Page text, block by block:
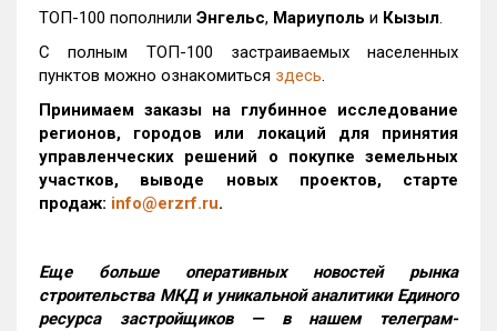
ТОП-100 пополнили Энгельс, Мариуполь и Кызыл.
С полным ТОП-100 застраиваемых населенных
пунктов можно ознакомиться здесь.
Принимаем заказы на глубинное исследование
регионов, городов или локаций для принятия
управленческих решений о покупке земельных
участков, выводе новых проектов, старте
продаж: info@erzrf.ru.
Еще больше оперативных новостей рынка
строительства МКД и уникальной аналитики Единого
ресурса застройщиков — в нашем телеграм-